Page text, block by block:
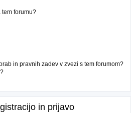
tem forumu?
in pravnih zadev v zvezi s tem forumom?
in prijavo